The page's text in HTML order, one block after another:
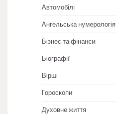
Автомобілі
Ангельська нумерологія
Бізнес та фінанси
Біографії
Вірші
Гороскопи
Духовне життя